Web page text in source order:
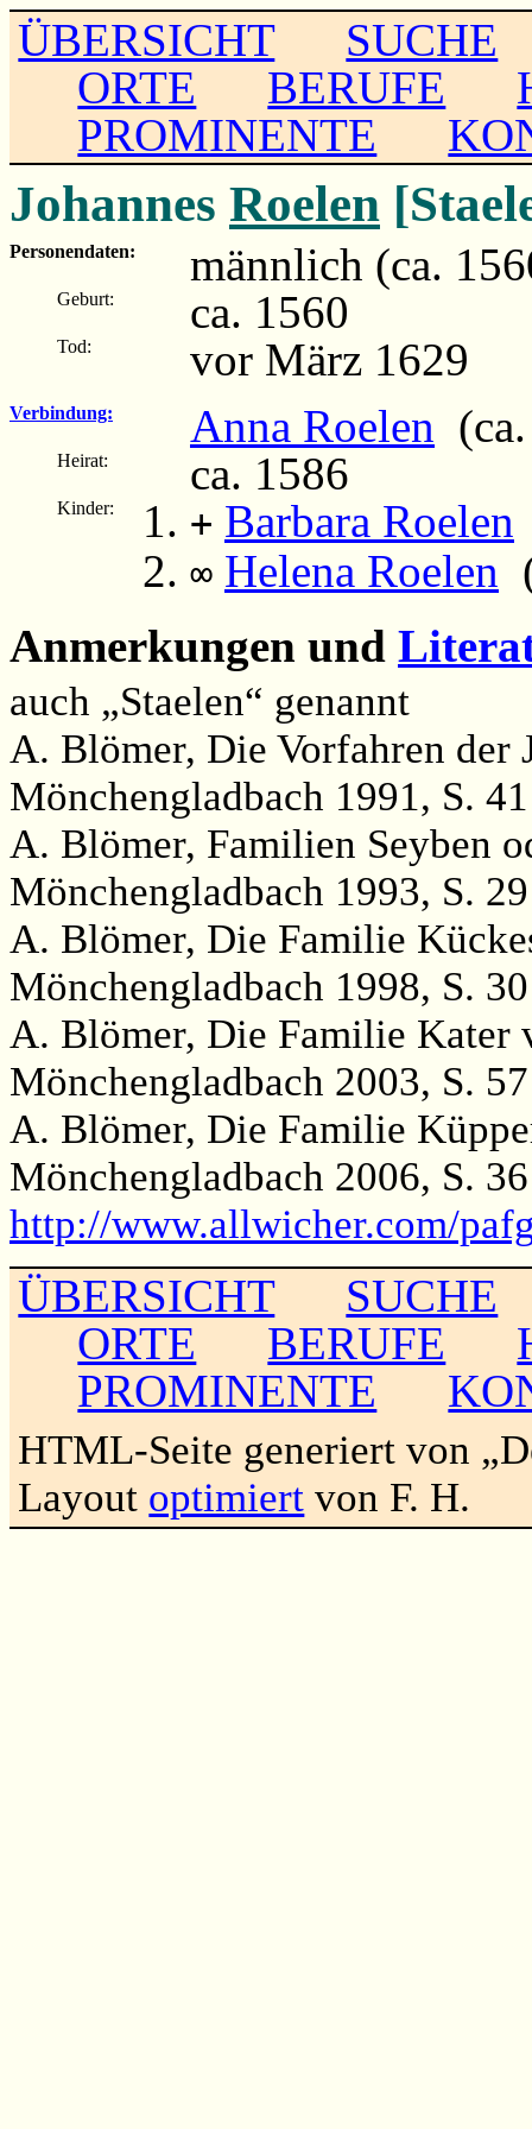
ÜBERSICHT
SUCHE
ORTE
BERUFE
PROMINENTE
Johannes Roelen
Personendaten: männlich (ca.
Geburt: ca. 1560
Tod: vor März 1629
Verbindung: Anna Roelen
Heirat: ca. 1586
Kinder: + Barbara Roelen
∞ Helena Roelen
Anmerkungen und
auch „Staelen“ genannt
A. Blömer, Die Vorfahren der
Mönchengladbach 1991, S. 41
A. Blömer, Familien Seyben
Mönchengladbach 1993, S. 29
A. Blömer, Die Familie
Mönchengladbach 1998, S. 30
A. Blömer, Die Familie Kater
Mönchengladbach 2003, S. 57
A. Blömer, Die Familie
Mönchengladbach 2006, S. 36
http://www.allwicher.com/
ÜBERSICHT
SUCHE
ORTE
BERUFE
PROMINENTE
HTML-Seite generiert von
Layout optimiert von F. H.